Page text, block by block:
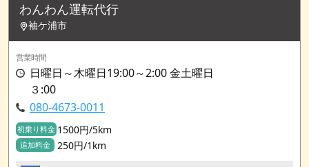
わんわん運転代行
袖ケ浦市
営業時間
日曜日～木曜日19:00～2:00 金土曜日
３:00
080-4673-0011
初乗り料金 1500円/5km
追加料金 250円/1km